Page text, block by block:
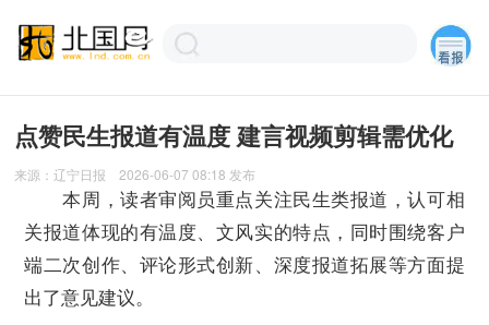
点赞民生报道有温度 建言视频剪辑需优化
来源：辽宁日报 2026-06-07 08:18 发布
本周，读者审阅员重点关注民生类报道，认可相
关报道体现的有温度、文风实的特点，同时围绕客户
端二次创作、评论形式创新、深度报道拓展等方面提
出了意见建议。